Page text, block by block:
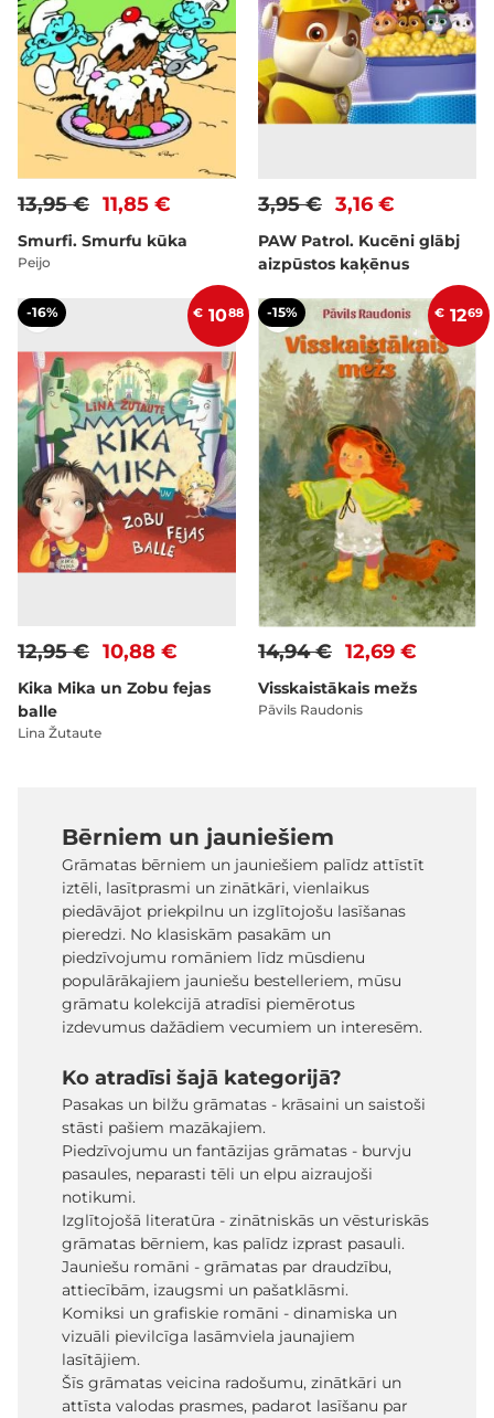
11,85 €
13,95 €
Smurfi. Smurfu kūka
Peijo
3,16 €
3,95 €
PAW Patrol. Kucēni glābj
aizpūstos kaķēnus
-16% € 1088
10,88 €
12,95 €
Kika Mika un Zobu fejas
balle
Lina Žutaute
-15% € 1269
12,69 €
14,94 €
Visskaistākais mežs
Pāvils Raudonis
Bērniem un jauniešiem
Grāmatas bērniem un jauniešiem palīdz attīstīt
iztēli, lasītprasmi un zinātkāri, vienlaikus
piedāvājot priekpilnu un izglītojošu lasīšanas
pieredzi. No klasiskām pasakām un
piedzīvojumu romāniem līdz mūsdienu
populārākajiem jauniešu bestelleriem, mūsu
grāmatu kolekcijā atradīsi piemērotus
izdevumus dažādiem vecumiem un interesēm.
Ko atradīsi šajā kategorijā?
Pasakas un bilžu grāmatas - krāsaini un saistoši
stāsti pašiem mazākajiem.
Piedzīvojumu un fantāzijas grāmatas - burvju
pasaules, neparasti tēli un elpu aizraujoši
notikumi.
Izglītojošā literatūra - zinātniskās un vēsturiskās
grāmatas bērniem, kas palīdz izprast pasauli.
Jauniešu romāni - grāmatas par draudzību,
attiecībām, izaugsmi un pašatklāsmi.
Komiksi un grafiskie romāni - dinamiska un
vizuāli pievilcīga lasāmviela jaunajiem
lasītājiem.
Šīs grāmatas veicina radošumu, zinātkāri un
attīsta valodas prasmes, padarot lasīšanu par